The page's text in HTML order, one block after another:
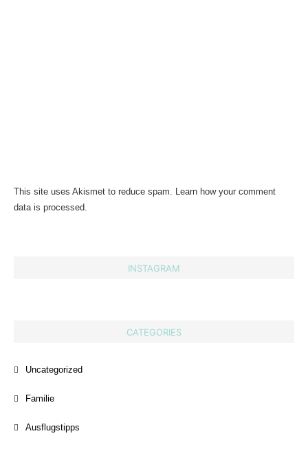
This site uses Akismet to reduce spam.
Learn how your comment
data is processed.
INSTAGRAM
CATEGORIES
Uncategorized
Familie
Ausflugstipps